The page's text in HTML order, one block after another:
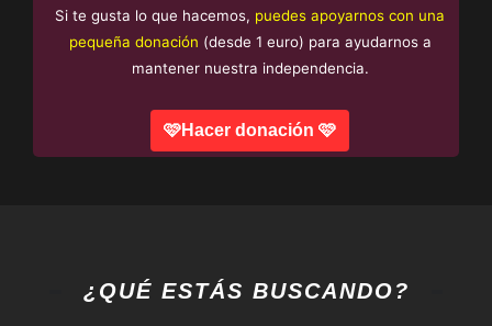
Si te gusta lo que hacemos, puedes apoyarnos con una
pequeña donación (desde 1 euro) para ayudarnos a
mantener nuestra independencia.
🩷Hacer donación 🩷
¿QUÉ ESTÁS BUSCANDO?